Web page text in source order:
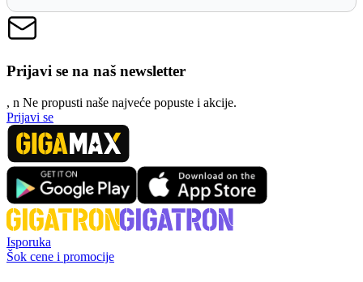
Prijavi se na naš newsletter
, n Ne propusti naše najveće popuste i akcije.
Prijavi se
Isporuka
Šok cene i promocije